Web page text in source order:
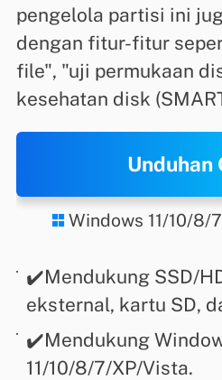
pengelola partisi ini
dengan fitur-fitur
file", "uji permukaan
kesehatan disk
Unduhan
 Windows 11/10/8/7
✔️Mendukung SSD/
eksternal, kartu SD,
✔️Mendukung
11/10/8/7/XP/Vista.